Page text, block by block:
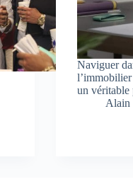
Naviguer
l’immobilier
un
Alain